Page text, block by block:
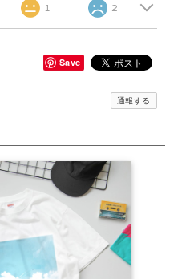
1 2
Save
通報する